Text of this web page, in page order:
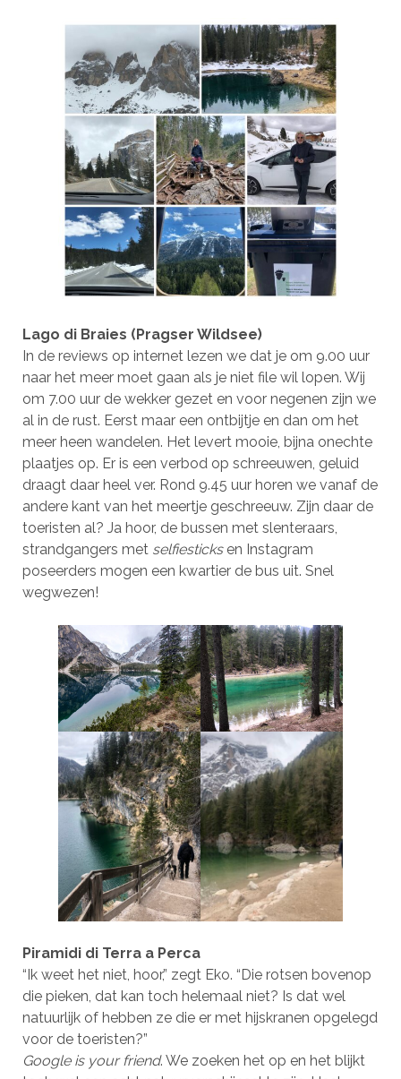
Lago di Braies (Pragser Wildsee)
In de reviews op internet lezen we dat je om 9.00 uur
naar het meer moet gaan als je niet file wil lopen. Wij
om 7.00 uur de wekker gezet en voor negenen zijn we
al in de rust. Eerst maar een ontbijtje en dan om het
meer heen wandelen. Het levert mooie, bijna onechte
plaatjes op. Er is een verbod op schreeuwen, geluid
draagt daar heel ver. Rond 9.45 uur horen we vanaf de
andere kant van het meertje geschreeuw. Zijn daar de
toeristen al? Ja hoor, de bussen met slenteraars,
strandgangers met selfiesticksen Instagram
poseerders mogen een kwartier de bus uit. Snel
wegwezen!
Piramidi di Terra a Perca
“Ik weet het niet, hoor,” zegt Eko. “Die rotsen bovenop
die pieken, dat kan toch helemaal niet? Is dat wel
natuurlijk of hebben ze die er met hijskranen opgelegd
voor de toeristen?”
Google is your friend. We zoeken het op en het blijkt